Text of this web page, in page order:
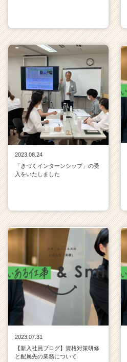
2023.08.24
「きづくインターンシップ」の受
入をいたしました
2023.07.31
【新入社員ブログ】資格対策研修
と配属先の業務について